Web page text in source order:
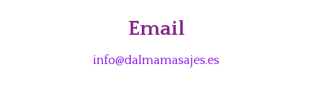
Email
info@dalmamasajes.es